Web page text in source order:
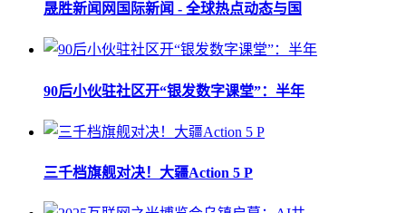
晟胜新闻网国际新闻 - 全球热点动态与国
90后小伙驻社区开“银发数字课堂”：半年
三千档旗舰对决！大疆Action 5 P